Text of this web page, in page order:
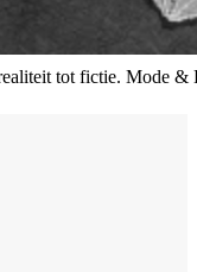
tot fictie. Mode